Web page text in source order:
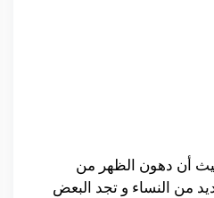
أن دهون الظهر من
من النساء و تجد البعض